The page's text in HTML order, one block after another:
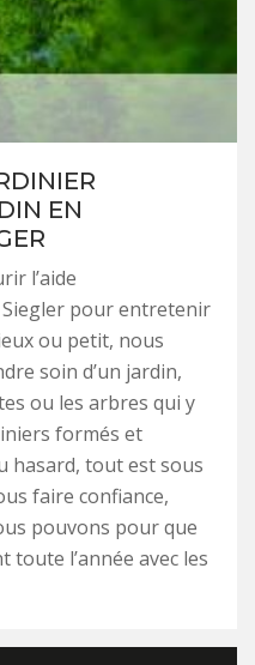
EN
l’aide
pour entretenir
ou petit, nous
soin d’un jardin,
ou les arbres qui y
formés et
hasard, tout est sous
faire confiance,
pouvons pour que
l’année avec les